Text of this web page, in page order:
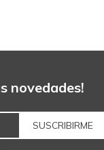
novedades!
SUSCRIBIRME